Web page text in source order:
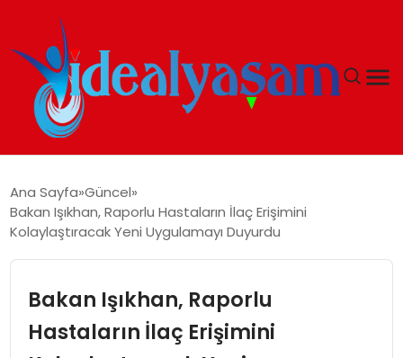
GÜNDEM
Ana Sayfa Güncel
Bakan Işıkhan, Raporlu Hastaların İlaç Erişimini
Kolaylaştıracak Yeni Uygulamayı Duyurdu
Bakan Işıkhan, Raporlu
Hastaların İlaç Erişimini